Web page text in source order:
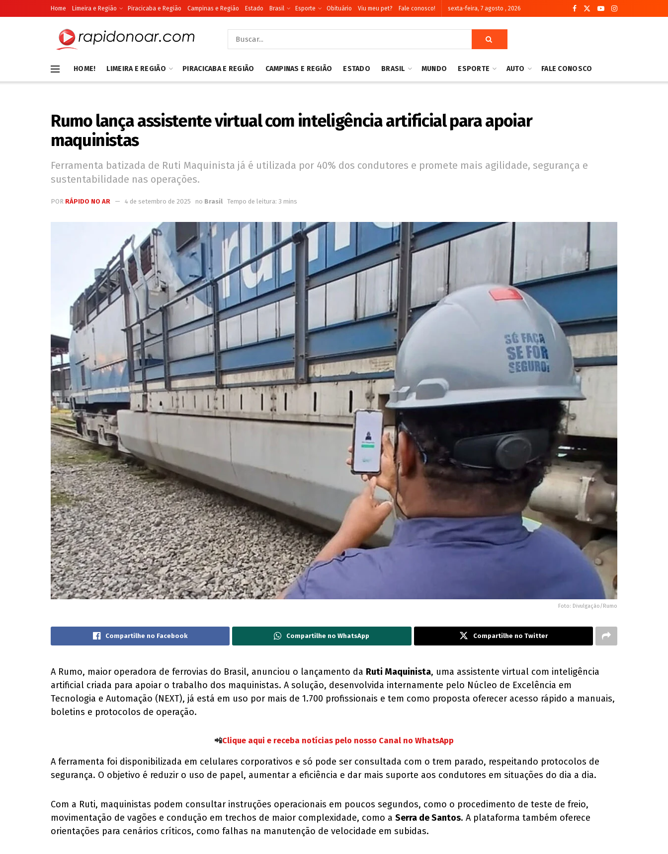
Home Limeira e Região Piracicaba e Região Campinas e Região Estado Brasil Esporte Obituário Viu meu pet? Fale conosco! sexta-feira, 7 agosto , 2026
HOME! LIMEIRA E REGIÃO PIRACICABA E REGIÃO CAMPINAS E REGIÃO ESTADO BRASIL MUNDO ESPORTE AUTO FALE CONOSCO
Rumo lança assistente virtual com inteligência artificial para apoiar
maquinistas
Ferramenta batizada de Ruti Maquinista já é utilizada por 40% dos condutores e promete mais agilidade, segurança e
sustentabilidade nas operações.
POR RÁPIDO NO AR 4 de setembro de 2025 no Brasil Tempo de leitura: 3 mins
Foto: Divulgação/Rumo
Compartilhe no Facebook Compartilhe no WhatsApp Compartilhe no Twitter
A Rumo, maior operadora de ferrovias do Brasil, anunciou o lançamento da Ruti Maquinista, uma assistente virtual com inteligência
artificial criada para apoiar o trabalho dos maquinistas. A solução, desenvolvida internamente pelo Núcleo de Excelência em
Tecnologia e Automação (NEXT), já está em uso por mais de 1.700 profissionais e tem como proposta oferecer acesso rápido a manuais,
boletins e protocolos de operação.
📲Clique aqui e receba notícias pelo nosso Canal no WhatsApp
A ferramenta foi disponibilizada em celulares corporativos e só pode ser consultada com o trem parado, respeitando protocolos de
segurança. O objetivo é reduzir o uso de papel, aumentar a eficiência e dar mais suporte aos condutores em situações do dia a dia.
Com a Ruti, maquinistas podem consultar instruções operacionais em poucos segundos, como o procedimento de teste de freio,
movimentação de vagões e condução em trechos de maior complexidade, como a Serra de Santos. A plataforma também oferece
orientações para cenários críticos, como falhas na manutenção de velocidade em subidas.